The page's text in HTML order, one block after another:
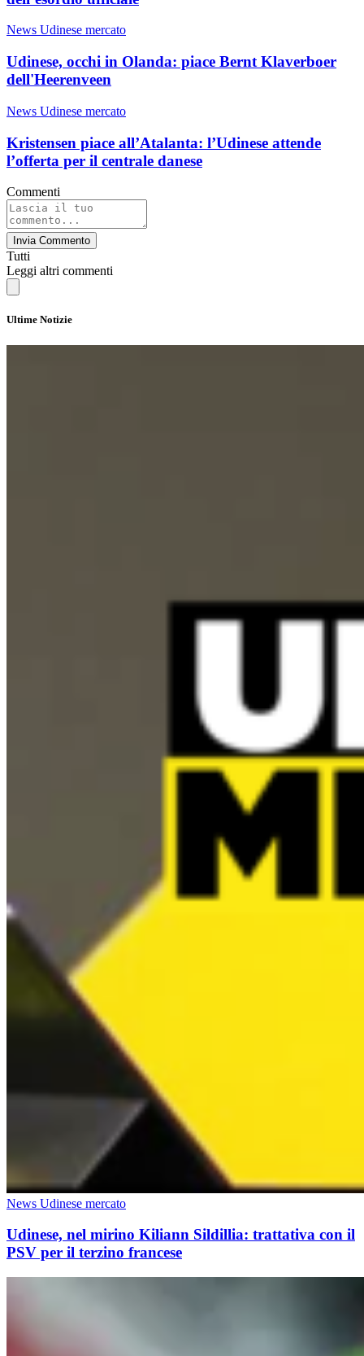
News Udinese mercato
Udinese, occhi in Olanda: piace Bernt Klaverboer
dell'Heerenveen
News Udinese mercato
Kristensen piace all’Atalanta: l’Udinese attende
l’offerta per il centrale danese
Commenti
Invia Commento
Tutti
Leggi altri commenti
Ultime Notizie
News Udinese mercato
Udinese, nel mirino Kiliann Sildillia: trattativa con il
PSV per il terzino francese